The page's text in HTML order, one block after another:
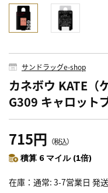
サンドラッグe-shop
カネボウ KATE（
G309 キャロット
715円 （税込）
積算 6 マイル (1倍)
在庫 通常: 3-7営業日 発